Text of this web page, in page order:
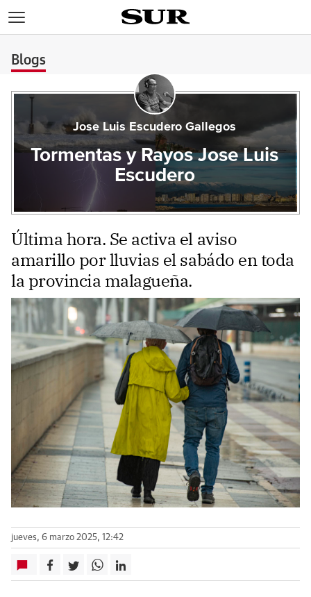
Blogs
Jose Luis Escudero Gallegos
Tormentas y Rayos Jose Luis
Escudero
Última hora. Se activa el aviso
amarillo por lluvias el sabádo en toda
la provincia malagueña.
jueves, 6 marzo 2025, 12:42